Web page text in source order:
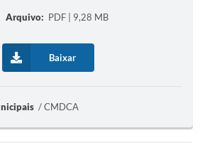
Arquivo: PDF | 9,28 MB
Baixar
CMDCA